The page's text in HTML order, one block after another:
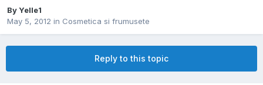
ByYelle1
May 5, 2012 in Cosmetica si frumusete
Reply to this topic